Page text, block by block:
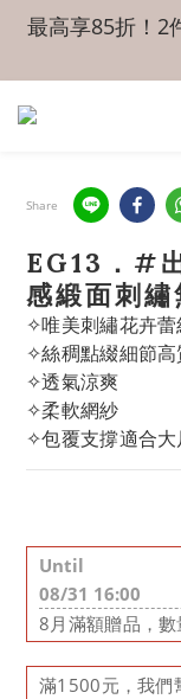
最高享85折！2
Share
EG13．#
感緞面刺
✧唯美刺繡花卉蕾
✧絲稠點綴細節高
✧透氣涼爽
✧柔軟網紗
✧包覆支撐適合大
Until
08/31 16:00
8月滿額贈品，
滿1500元，我